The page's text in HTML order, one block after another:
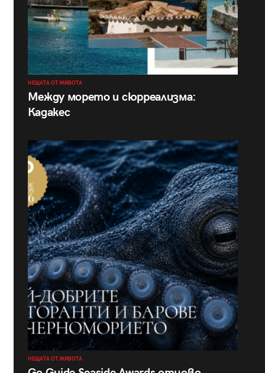
НЕЩАТА ОТ ЖИВОТА
Между морето и сюрреализма:
Кадакес
НЕЩАТА ОТ ЖИВОТА